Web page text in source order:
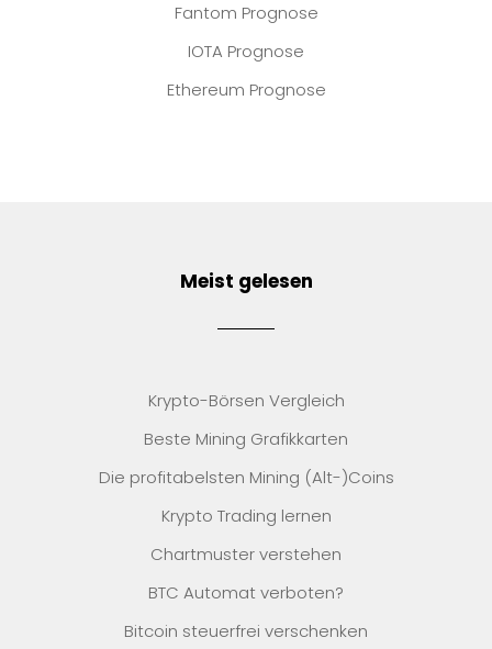
Fantom Prognose
IOTA Prognose
Ethereum Prognose
Meist gelesen
Krypto-Börsen Vergleich
Beste Mining Grafikkarten
Die profitabelsten Mining (Alt-)Coins
Krypto Trading lernen
Chartmuster verstehen
BTC Automat verboten?
Bitcoin steuerfrei verschenken